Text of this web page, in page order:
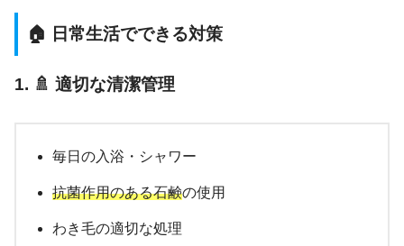
🏠 日常生活でできる対策
1. 🚿 適切な清潔管理
毎日の入浴・シャワー
抗菌作用のある石鹸の使用
わき毛の適切な処理